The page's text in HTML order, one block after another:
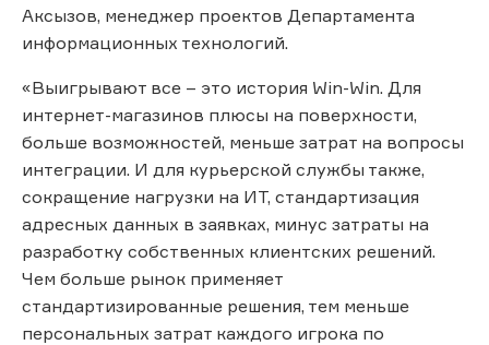
Аксызов, менеджер проектов Департамента
информационных технологий.
«Выигрывают все – это история Win-Win. Для
интернет-магазинов плюсы на поверхности,
больше возможностей, меньше затрат на вопросы
интеграции. И для курьерской службы также,
сокращение нагрузки на ИТ, стандартизация
адресных данных в заявках, минус затраты на
разработку собственных клиентских решений.
Чем больше рынок применяет
стандартизированные решения, тем меньше
персональных затрат каждого игрока по